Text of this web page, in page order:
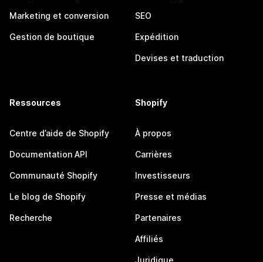
Marketing et conversion
Gestion de boutique
SEO
Expédition
Devises et traduction
Ressources
Centre d’aide de Shopify
Documentation API
Communauté Shopify
Le blog de Shopify
Recherche
Shopify
À propos
Carrières
Investisseurs
Presse et médias
Partenaires
Affiliés
Juridique